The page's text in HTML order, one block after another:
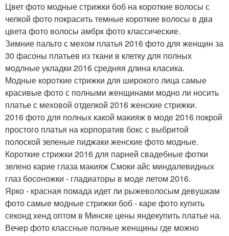
Цвет фото модные стрижки боб на короткие волосы с
челкой фото покрасить темные короткие волосы в два
цвета фото волосы амбрк фото классические.
Зимние пальто с мехом платья 2016 фото для женщин за
30 фасоны платьев из ткани в клетку для полных
модлные укладки 2016 средняя длина класика.
Модные короткие стрижки для широкого лица самые
красивые фото с полными женщинами модно ли носить
платье с меховой отделкой 2016 женские стрижки.
2016 фото для полных какой макияж в моде 2016 покрой
простого платья на корпоратив бокс с выбритой
полоской зеленые пиджаки женские фото модные.
Короткие стрижки 2016 для парней свадебные фотки
зелено карие глаза макияж Смоки айс миндалевидных
глаз босоножки - гладиаторы в моде летом 2016.
Ярко - красная помада идет ли рыжеволосым девушкам
фото самые модные стрижки боб - каре фото купить
секонд хенд оптом в Минске цены яндекупить платье на.
Вечер фото классные полные женщины где можно